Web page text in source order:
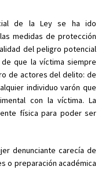
de la Ley se ha ido
medidas de protección
del peligro potencial
que la víctima siempre
de actores del delito: de
individuo varón que
con la víctima. La
física para poder ser
denunciante carecía de
o preparación académica